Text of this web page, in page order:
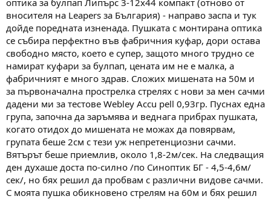
вносителя на Leapers за България) - направо заспа и тук
дойде поредната изненада. Пушката с монтирана оптика
се събира перфектно във фабричния куфар, дори остава
свободно място, което е супер, защото много трудно се
намират куфари за булпап, цената им не е малка, а
фабричният е много здрав. Сложих мишената на 50м и
за първоначална прострелка стрелях с нови за мен сачми
дадени ми за тестове Webley Accu pell 0,93гр. Пуснах една
група, започна да заръмява и веднага прибрах пушката,
когато отидох до мишената не можах да повярвам,
групата беше 2см с тези уж непретенциозни сачми.
Вятърът беше приемлив, около 1,8-2м/сек. На следващия
ден духаше доста по-силно /по Синоптик БГ - 4,5-4,6м/
сек/, но бях решил да пробвам с различни видове сачми.
С моята пушка обикновено стрелям на 60м и бях решил